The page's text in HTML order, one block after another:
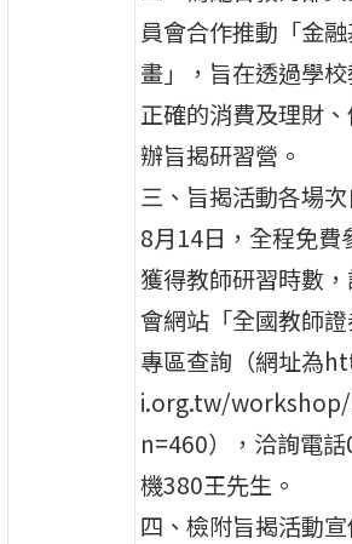
員會合作推動「金
畫」，旨在透過學
正確的消費及理財
辦旨揭研習營。
三、旨揭活動各場
8月14日，全程免費
獲得教師研習時數
會網站「全國教師證
專區查詢（網址為
i.org.tw/
n=460），洽詢電
機380王先生。
四、檢附旨揭活動